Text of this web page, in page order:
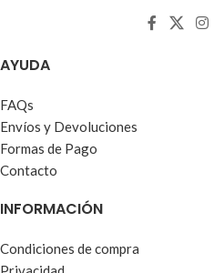
AYUDA
FAQs
Envíos y Devoluciones
Formas de Pago
Contacto
INFORMACIÓN
Condiciones de compra